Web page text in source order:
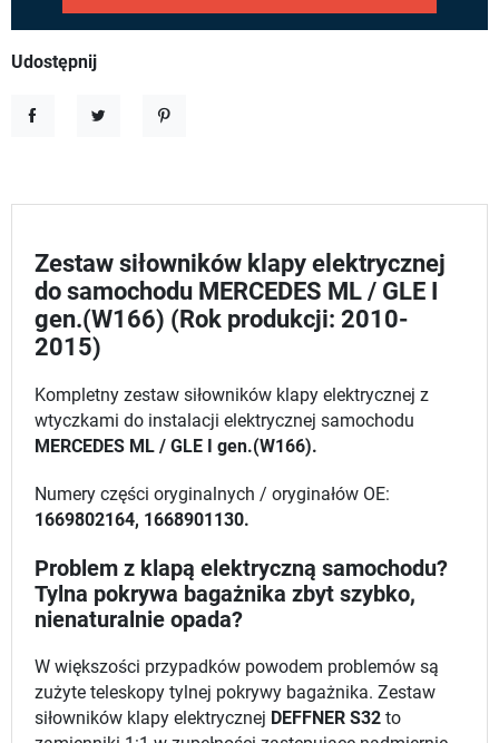
Udostępnij
Zestaw siłowników klapy elektrycznej
do samochodu MERCEDES ML / GLE I
gen.(W166) (Rok produkcji: 2010-
2015)
Kompletny zestaw siłowników klapy elektrycznej z
wtyczkami do instalacji elektrycznej samochodu
MERCEDES ML / GLE I gen.(W166).
Numery części oryginalnych / oryginałów OE:
1669802164, 1668901130.
Problem z klapą elektryczną samochodu?
Tylna pokrywa bagażnika zbyt szybko,
nienaturalnie opada?
W większości przypadków powodem problemów są
zużyte teleskopy tylnej pokrywy bagażnika. Zestaw
siłowników klapy elektrycznej DEFFNER S32 to